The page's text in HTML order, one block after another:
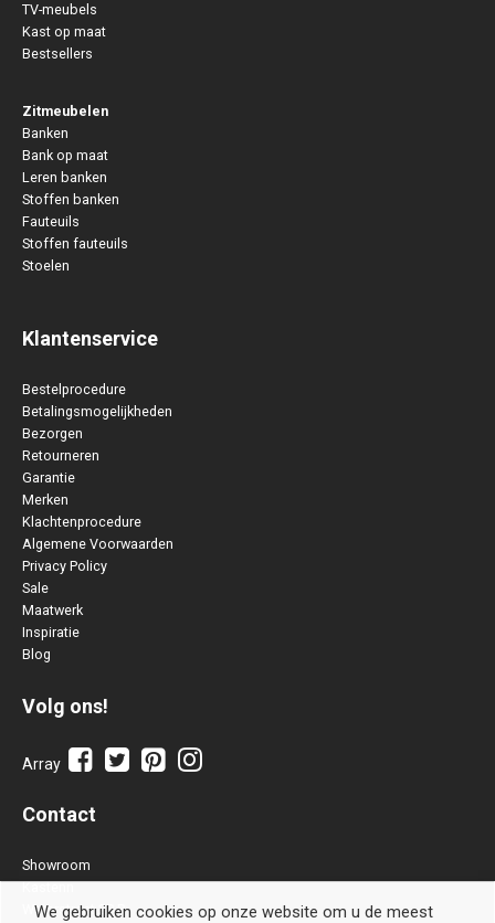
TV-meubels
Kast op maat
Bestsellers
Zitmeubelen
Banken
Bank op maat
Leren banken
Stoffen banken
Fauteuils
Stoffen fauteuils
Stoelen
Klantenservice
Bestelprocedure
Betalingsmogelijkheden
Bezorgen
Retourneren
Garantie
Merken
Klachtenprocedure
Algemene Voorwaarden
Privacy Policy
Sale
Maatwerk
Inspiratie
Blog
Volg ons!
Array
Contact
Showroom
Kastenn
Waterstraat 28 B
We gebruiken cookies op onze website om u de meest